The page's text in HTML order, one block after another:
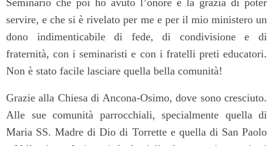
servire, e che si è rivelato per me e per il mio ministero un
dono indimenticabile di fede, di condivisione e di
fraternità, con i seminaristi e con i fratelli preti educatori.
Non è stato facile lasciare quella bella comunità!
Grazie alla Chiesa di Ancona-Osimo, dove sono cresciuto.
Alle sue comunità parrocchiali, specialmente quella di
Maria SS. Madre di Dio di Torrette e quella di San Paolo